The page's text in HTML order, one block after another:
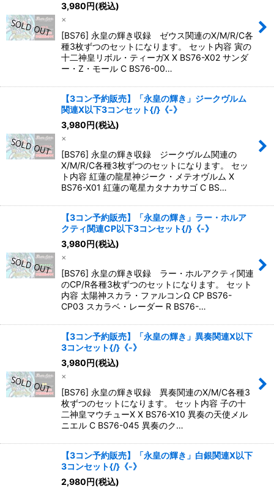
3,980 円(税込)
×
[BS76] 永皇の輝き収録 ゼウス関連のX/M/R/C各
種3枚ずつのセットになります。 セット内容 寅の
十二神皇リボル・ティーガX X BS76-X02 サンダ
ー・Z・モール C BS76-00…
【3コン予約販売】「永皇の輝き」ジークヴルム
関連X以下3コンセット{/}《-》
3,980 円(税込)
×
[BS76] 永皇の輝き収録 ジークヴルム関連の
X/M/R/C各種3枚ずつのセットになります。 セッ
ト内容 紅蓮の龍星神ジーク・メテオヴルム X
BS76-X01 紅蓮の竜星カタナカサゴ C BS…
【3コン予約販売】「永皇の輝き」ラー・ホルア
クティ関連CP以下3コンセット{/}《-》
3,980 円(税込)
×
[BS76] 永皇の輝き収録 ラー・ホルアクティ関連
のCP/R各種3枚ずつのセットになります。 セット
内容 太陽神スカラ・ファルコンΩ CP BS76-
CP03 スカラベ・レーダー R BS76-…
【3コン予約販売】「永皇の輝き」異奏関連X以下
3コンセット{/}《-》
3,980 円(税込)
×
[BS76] 永皇の輝き収録 異奏関連のX/M/C各種3
枚ずつのセットになります。 セット内容 子の十
二神皇マウチューX X BS76-X10 異奏の天使メル
ニエル C BS76-045 異奏のク…
【3コン予約販売】「永皇の輝き」白銀関連X以下
3コンセット{/}《-》
2,980 円(税込)